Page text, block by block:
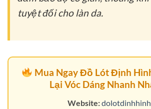
tuyệt đối cho làn da.
Mua Ngay Đồ Lót Định
Lại Vóc Dáng Nhanh
Website: